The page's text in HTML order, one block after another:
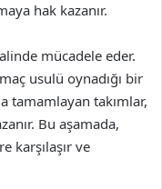
hak kazanır.
mücadele eder.
usulü oynadığı bir
tamamlayan takımlar,
Bu aşamada,
karşılaşır ve